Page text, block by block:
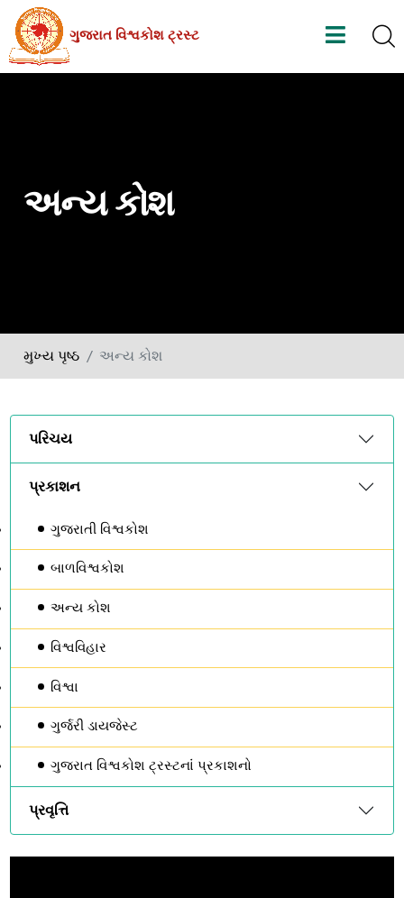
Skip
the
ગુજરાત વિશ્વકોશ ટ્રસ્ટ
અન્ય કોશ
મુખ્ય પૃષ્ઠ અન્ય કોશ
પરિચય
પ્રકાશન
ગુજરાતી વિશ્વકોશ
બાળવિશ્વકોશ
અન્ય કોશ
વિશ્વવિહાર
વિશ્વા
ગુર્જરી ડાયજેસ્ટ
ગુજરાત વિશ્વકોશ ટ્રસ્ટનાંં પ્રકાશનો
પ્રવૃત્તિ